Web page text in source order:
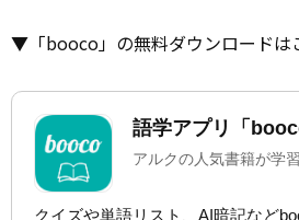
▼「booco」の無料ダウンロードは